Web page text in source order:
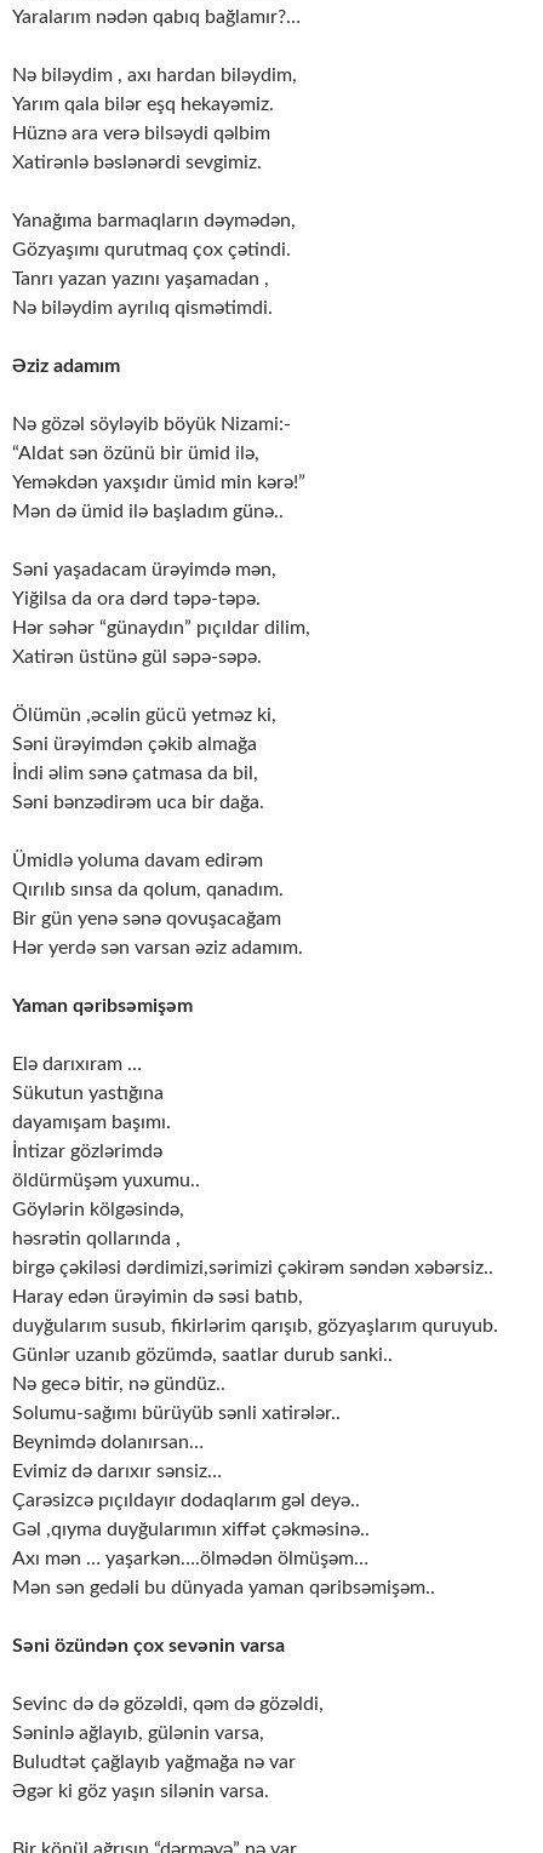
Yaralarım nədən qabıq bağlamır?…
Nə biləydim , axı hardan biləydim,
Yarım qala bilər eşq hekayəmiz.
Hüznə ara verə bilsəydi qəlbim
Xatirənlə bəslənərdi sevgimiz.
Yanağıma barmaqların dəymədən,
Gözyaşımı qurutmaq çox çətindi.
Tanrı yazan yazını yaşamadan ,
Nə biləydim ayrılıq qismətimdi.
Əziz adamım
Nə gözəl söyləyib böyük Nizami:-
“Aldat sən özünü bir ümid ilə,
Yeməkdən yaxşıdır ümid min kərə!”
Mən də ümid ilə başladım günə..
Səni yaşadacam ürəyimdə mən,
Yiğilsa da ora dərd təpə-təpə.
Hər səhər “günaydın” pıçıldar dilim,
Xatirən üstünə gül səpə-səpə.
Ölümün ,əcəlin gücü yetməz ki,
Səni ürəyimdən çəkib almağa
İndi əlim sənə çatmasa da bil,
Səni bənzədirəm uca bir dağa.
Ümidlə yoluma davam edirəm
Qırılıb sınsa da qolum, qanadım.
Bir gün yenə sənə qovuşacağam
Hər yerdə sən varsan əziz adamım.
Yaman qəribsəmişəm
Elə darıxıram …
Sükutun yastığına
dayamışam başımı.
İntizar gözlərimdə
öldürmüşəm yuxumu..
Göylərin kölgəsində,
həsrətin qollarında ,
birgə çəkiləsi dərdimizi,sərimizi çəkirəm səndən xəbərsiz..
Haray edən ürəyimin də səsi batıb,
duyğularım susub, fikirlərim qarışıb, gözyaşlarım quruyub.
Günlər uzanıb gözümdə, saatlar durub sanki..
Nə gecə bitir, nə gündüz..
Solumu-sağımı bürüyüb sənli xatirələr..
Beynimdə dolanırsan…
Evimiz də darıxır sənsiz…
Çarəsizcə pıçıldayır dodaqlarım gəl deyə..
Gəl ,qıyma duyğularımın xiffət çəkməsinə..
Axı mən … yaşarkən….ölmədən ölmüşəm…
Mən sən gedəli bu dünyada yaman qəribsəmişəm..
Səni özündən çox sevənin varsa
Sevinc də də gözəldi, qəm də gözəldi,
Səninlə ağlayıb, gülənin varsa,
Buludtət çağlayıb yağmağa nə var
Əgər ki göz yaşın silənin varsa.